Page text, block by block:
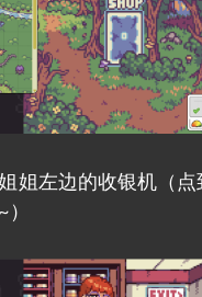
姐左边的收银机（